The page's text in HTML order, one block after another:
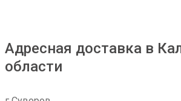
Адресная доставка в
области